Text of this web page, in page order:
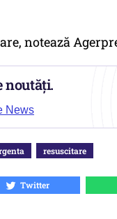
notează
noutăți.
News
resuscitare
Twitter